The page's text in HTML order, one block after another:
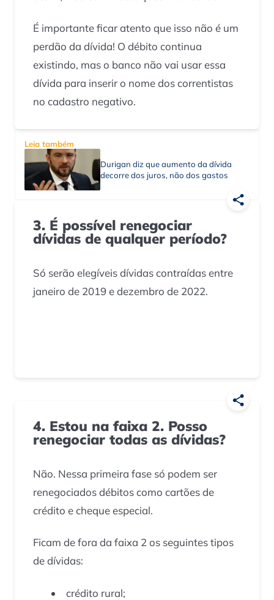
É importante ficar atento que isso não é um
perdão da dívida! O débito continua
existindo, mas o banco não vai usar essa
dívida para inserir o nome dos correntistas
no cadastro negativo.
Leia também
Durigan diz que aumento da dívida
decorre dos juros, não dos gastos
3. É possível renegociar
dívidas de qualquer período?
Só serão elegíveis dívidas contraídas entre
janeiro de 2019 e dezembro de 2022.
4. Estou na faixa 2. Posso
renegociar todas as dívidas?
Não. Nessa primeira fase só podem ser
renegociados débitos como cartões de
crédito e cheque especial.
Ficam de fora da faixa 2 os seguintes tipos
de dívidas:
crédito rural;